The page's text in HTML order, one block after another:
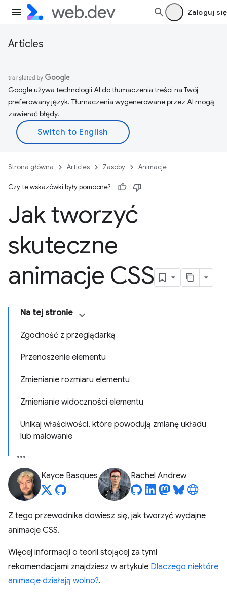
Zaloguj się
Articles
Google używa technologii AI do tłumaczenia treści na Twój
preferowany język. Tłumaczenia wygenerowane przez AI mogą
zawierać błędy.
Strona główna Articles Zasoby Animacje
Czy te wskazówki były pomocne?
Jak tworzyć
skuteczne
animacje CSS
Na tej stronie
Zgodność z przeglądarką
Przenoszenie elementu
Zmienianie rozmiaru elementu
Zmienianie widoczności elementu
Unikaj właściwości, które powodują zmianę układu
lub malowanie
Kayce Basques Rachel Andrew
Z tego przewodnika dowiesz się, jak tworzyć wydajne
animacje CSS.
Więcej informacji o teorii stojącej za tymi
rekomendacjami znajdziesz w artykule Dlaczego niektóre
animacje działają wolno?.